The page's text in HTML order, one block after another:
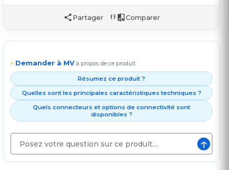
Partager Comparer
⚡ Demander à MV à propos de ce produit
Résumez ce produit ?
Quelles sont les principales caractéristiques techniques ?
Quels connecteurs et options de connectivité sont
disponibles ?
↑